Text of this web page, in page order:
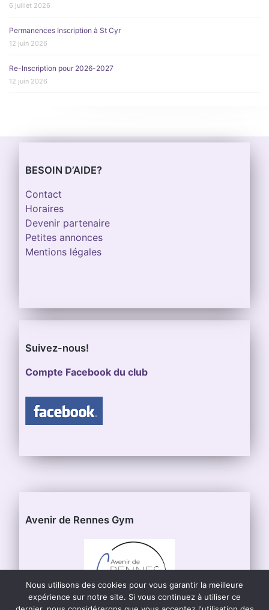
6 juillet 2026
Permanences Inscription à St Cyr
12 juin 2026
Re-Inscription pour 2026-2027
12 juin 2026
BESOIN D’AIDE?
Contact
Horaires
Devenir partenaire
Petites annonces
Mentions légales
Suivez-nous!
Compte Facebook du club
Avenir de Rennes Gym
Nous utilisons des cookies pour vous garantir la meilleure
expérience sur notre site. Si vous continuez à utiliser ce